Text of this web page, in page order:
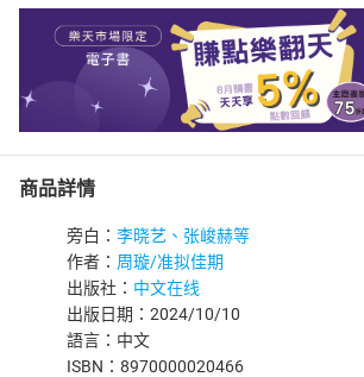
商品詳情
旁白： 李晓艺、张峻赫等
作者： 周璇/准拟佳期
出版社： 中文在线
出版日期：2024/10/10
語言：中文
ISBN：8970000020466